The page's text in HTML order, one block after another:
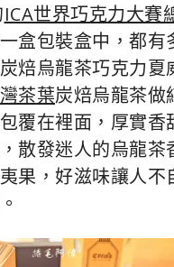
ICA世界巧克力大賽
一盒包裝盒中，都有
焙烏龍茶巧克力夏
茶葉炭焙烏龍茶做
覆在裡面，厚實香
散發迷人的烏龍茶
果，好滋味讓人不